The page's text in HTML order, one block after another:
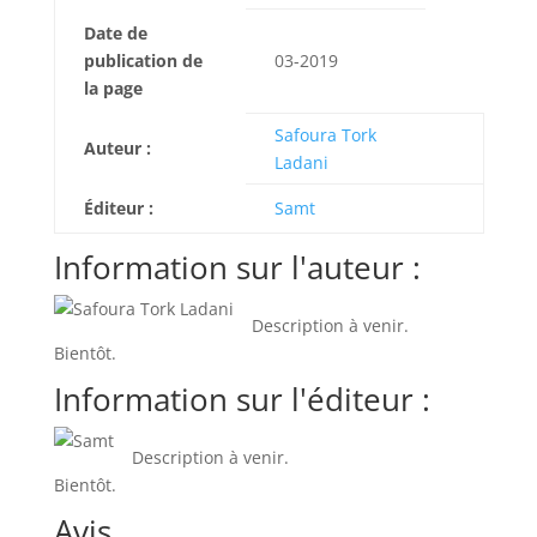
Date de
publication de
la page
03-2019
Auteur :
Safoura Tork
Ladani
Éditeur :
Samt
Information sur l'auteur :
Description à venir.
Bientôt.
Information sur l'éditeur :
Description à venir.
Bientôt.